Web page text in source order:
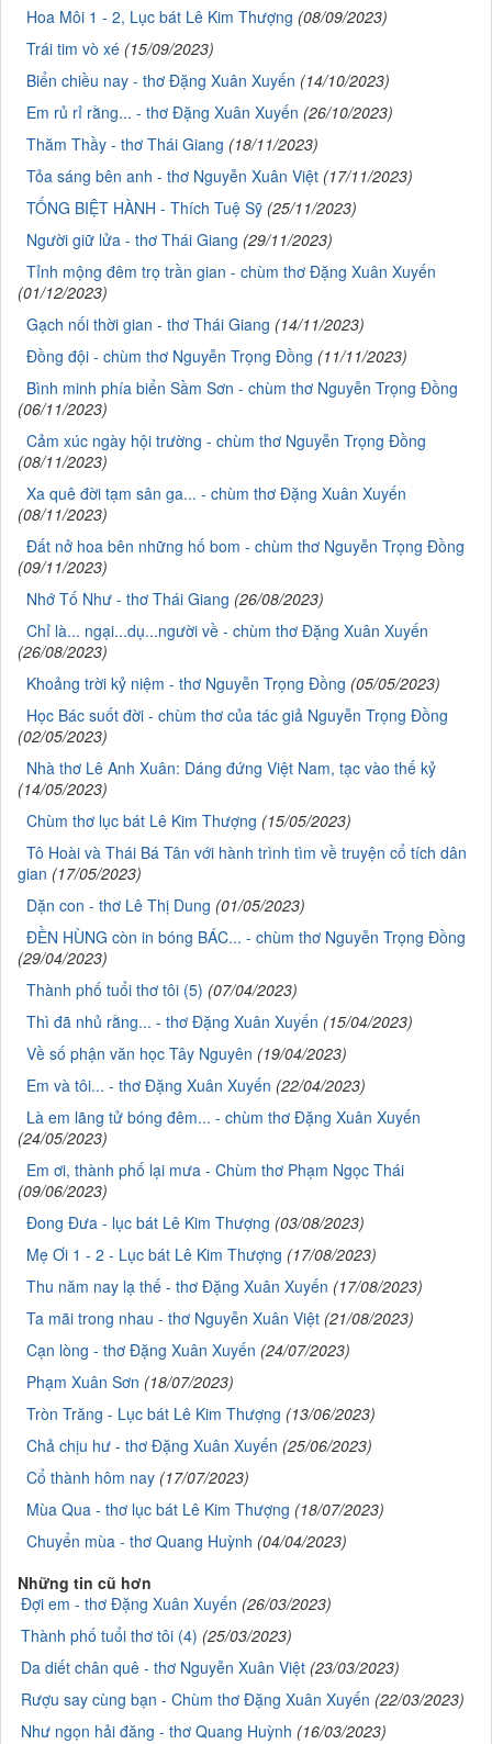
Hoa Môi 1 - 2, Lục bát Lê Kim Thượng (08/09/2023)
Trái tim vò xé (15/09/2023)
Biển chiều nay - thơ Đặng Xuân Xuyến (14/10/2023)
Em rủ rỉ rằng... - thơ Đặng Xuân Xuyến (26/10/2023)
Thăm Thầy - thơ Thái Giang (18/11/2023)
Tỏa sáng bên anh - thơ Nguyễn Xuân Việt (17/11/2023)
TỐNG BIỆT HÀNH - Thích Tuệ Sỹ (25/11/2023)
Người giữ lửa - thơ Thái Giang (29/11/2023)
Tỉnh mộng đêm trọ trần gian - chùm thơ Đặng Xuân Xuyến
(01/12/2023)
Gạch nối thời gian - thơ Thái Giang (14/11/2023)
Đồng đội - chùm thơ Nguyễn Trọng Đồng (11/11/2023)
Bình minh phía biển Sầm Sơn - chùm thơ Nguyễn Trọng Đồng
(06/11/2023)
Cảm xúc ngày hội trường - chùm thơ Nguyễn Trọng Đồng
(08/11/2023)
Xa quê đời tạm sân ga... - chùm thơ Đặng Xuân Xuyến
(08/11/2023)
Đất nở hoa bên những hố bom - chùm thơ Nguyễn Trọng Đồng
(09/11/2023)
Nhớ Tố Như - thơ Thái Giang (26/08/2023)
Chỉ là... ngại...dụ...người về - chùm thơ Đặng Xuân Xuyến
(26/08/2023)
Khoảng trời kỷ niệm - thơ Nguyễn Trọng Đồng (05/05/2023)
Học Bác suốt đời - chùm thơ của tác giả Nguyễn Trọng Đồng
(02/05/2023)
Nhà thơ Lê Anh Xuân: Dáng đứng Việt Nam, tạc vào thế kỷ
(14/05/2023)
Chùm thơ lục bát Lê Kim Thượng (15/05/2023)
Tô Hoài và Thái Bá Tân với hành trình tìm về truyện cổ tích dân
gian (17/05/2023)
Dặn con - thơ Lê Thị Dung (01/05/2023)
ĐỀN HÙNG còn in bóng BÁC... - chùm thơ Nguyễn Trọng Đồng
(29/04/2023)
Thành phố tuổi thơ tôi (5) (07/04/2023)
Thì đã nhủ rằng... - thơ Đặng Xuân Xuyến (15/04/2023)
Về số phận văn học Tây Nguyên (19/04/2023)
Em và tôi... - thơ Đặng Xuân Xuyến (22/04/2023)
Là em lãng tử bóng đêm... - chùm thơ Đặng Xuân Xuyến
(24/05/2023)
Em ơi, thành phố lại mưa - Chùm thơ Phạm Ngọc Thái
(09/06/2023)
Đong Đưa - lục bát Lê Kim Thượng (03/08/2023)
Mẹ Ơi 1 - 2 - Lục bát Lê Kim Thượng (17/08/2023)
Thu năm nay lạ thế - thơ Đặng Xuân Xuyến (17/08/2023)
Ta mãi trong nhau - thơ Nguyễn Xuân Việt (21/08/2023)
Cạn lòng - thơ Đặng Xuân Xuyến (24/07/2023)
Phạm Xuân Sơn (18/07/2023)
Tròn Trăng - Lục bát Lê Kim Thượng (13/06/2023)
Chả chịu hư - thơ Đặng Xuân Xuyến (25/06/2023)
Cổ thành hôm nay (17/07/2023)
Mùa Qua - thơ lục bát Lê Kim Thượng (18/07/2023)
Chuyển mùa - thơ Quang Huỳnh (04/04/2023)
Những tin cũ hơn
Đợi em - thơ Đặng Xuân Xuyến (26/03/2023)
Thành phố tuổi thơ tôi (4) (25/03/2023)
Da diết chân quê - thơ Nguyễn Xuân Việt (23/03/2023)
Rượu say cùng bạn - Chùm thơ Đặng Xuân Xuyến (22/03/2023)
Như ngọn hải đăng - thơ Quang Huỳnh (16/03/2023)